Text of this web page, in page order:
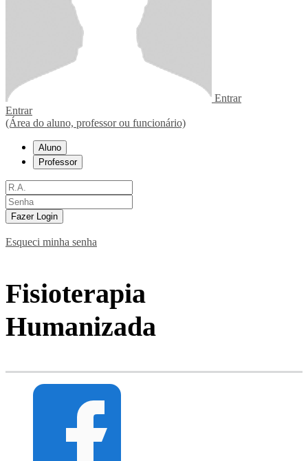
Entrar
Entrar
(Área do aluno, professor ou funcionário)
Aluno
Professor
Fazer Login
Esqueci minha senha
Fisioterapia
Humanizada